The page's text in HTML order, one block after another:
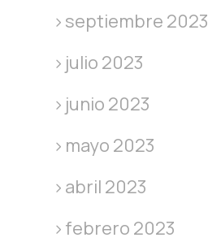
septiembre 2023
julio 2023
junio 2023
mayo 2023
abril 2023
febrero 2023